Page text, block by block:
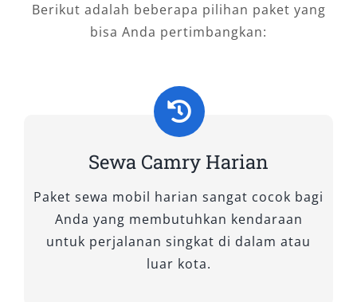
Rental Camry Tegal bukan sekadar layanan
transportasi, tetapi solusi mobilitas premium
dan citra profesional. Bagi Anda yang
membutuhkan kendaraan untuk acara penting,
perjalanan bisnis, atau aktivitas pribadi yang
sewa mobil Camry Tegal adalah pilihan yang
sangat dibutuhkan. Dengan berbagai pilihan
layanan—lepas kunci, dengan sopir, harian,
bulanan, hingga ke luar kota—Anda bisa
menyesuaikan kebutuhan secara fleksibel dan
Berikut adalah beberapa pilihan paket yang
bisa Anda pertimbangkan:
Sewa Camry Harian
Paket sewa mobil harian sangat cocok bagi
Anda yang membutuhkan kendaraan
untuk perjalanan singkat di dalam atau
luar kota.